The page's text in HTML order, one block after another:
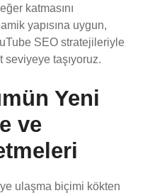
katmasını
yapısına uygun,
SEO stratejileriyle
taşıyoruz.
Yeni
ve
ulaşma biçimi kökten